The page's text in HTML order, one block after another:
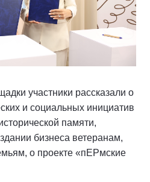
участники рассказали о
и социальных инициатив
памяти,
бизнеса ветеранам,
о проекте «пЕРмские